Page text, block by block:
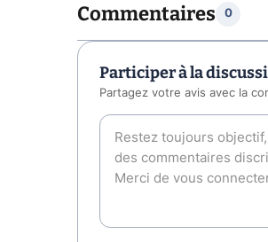
Commentaires 0
Participer à la
Partagez votre avis avec la